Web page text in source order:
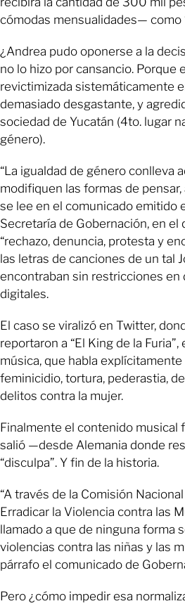
cómodas mensualidades— como
¿Andrea pudo oponerse a la
no lo hizo por cansancio. Porque
revictimizada sistemáticamente
demasiado desgastante, y
sociedad de Yucatán (4to. lugar
género).
“La igualdad de género conlleva
modifiquen las formas de
se lee en el comunicado emitido
Secretaría de Gobernación, en el
“rechazo, denuncia, protesta y
las letras de canciones de un tal
encontraban sin restricciones
digitales.
El caso se viralizó en Twitter,
reportaron a “El King de la
música, que habla
feminicidio, tortura, pederastia,
delitos contra la mujer.
Finalmente el contenido musical
salió —desde Alemania donde
“disculpa”. Y fin de la historia.
“A través de la Comisión
Erradicar la Violencia contra las
llamado a que de ninguna forma
violencias contra las niñas y las
párrafo el comunicado de
Pero ¿cómo impedir esa